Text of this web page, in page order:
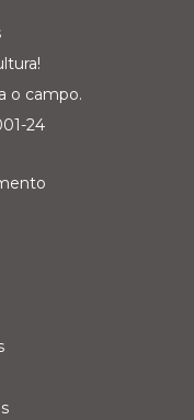
o campo.
24